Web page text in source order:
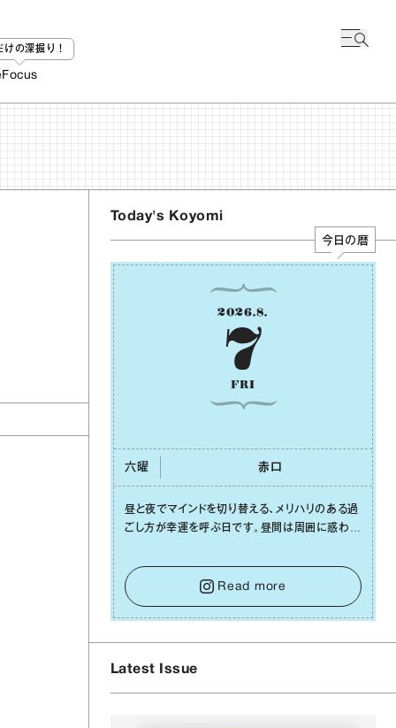
けの深掘り！
Focus
Today's Koyomi
今日の暦
2026.8.
7
FRI
六曜 ⾚⼝
昼と夜でマインドを切り替える、メリハリのある過
ごし⽅が幸運を呼ぶ⽇です。昼間は周囲に惑わさ
をキープして。そして夜は、疲れや寂しさから⽢
い⾔葉に流されないよう、⼼にしっかりブレーキ
をかけること。この意識の切り替えが、あなたに
確かな安⼼感をもたらすはずです。
Read more
Latest Issue